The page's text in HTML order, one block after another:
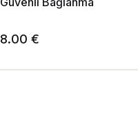
8.00 €